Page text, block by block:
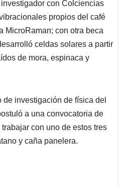
con Colciencias
propios del café
MicroRaman; con otra beca
celdas solares a partir
de mora, espinaca y
investigación de física del
a una convocatoria de
con uno de estos tres
y caña panelera.